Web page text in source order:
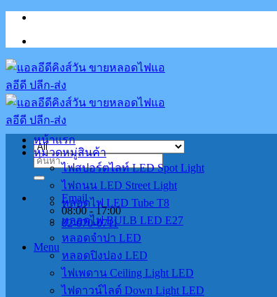
Skip
content
ค้นหา:
Email
08:00 - 17:00
02-070-0711
Menu
หน้าแรก
หมวดหมู่สินค้า
ไฟสปอร์ตไลท์ LED Spot Light
ไฟถนน LED Street Light
หลอดไฟ LED Tube T8
หลอดไฟ BULB LED E27
หลอดจำปา LED
หลอดปิงปอง LED
ไฟเพดาน Ceiling Light LED
ไฟดาวน์ไลต์ Down Light LED